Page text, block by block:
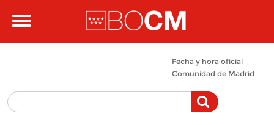
Toggle
Fecha y hora oficial
Comunidad de Madrid